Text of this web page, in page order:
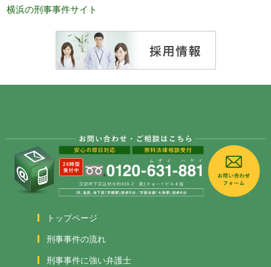
横浜の刑事事件サイト
トップページ
刑事事件の流れ
刑事事件に強い弁護士